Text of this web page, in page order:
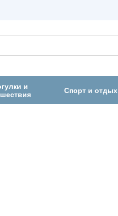
и
Спорт и отдых